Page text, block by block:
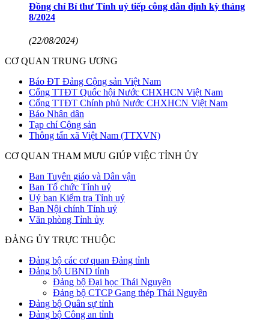
Đồng chí Bí thư Tỉnh uỷ tiếp công dân định kỳ tháng
8/2024
(22/08/2024)
CƠ QUAN TRUNG ƯƠNG
Báo ĐT Đảng Cộng sản Việt Nam
Cổng TTĐT Quốc hội Nước CHXHCN Việt Nam
Cổng TTĐT Chính phủ Nước CHXHCN Việt Nam
Báo Nhân dân
Tạp chí Cộng sản
Thông tấn xã Việt Nam (TTXVN)
CƠ QUAN THAM MƯU GIÚP VIỆC TỈNH ỦY
Ban Tuyên giáo và Dân vận
Ban Tổ chức Tỉnh uỷ
Uỷ ban Kiểm tra Tỉnh uỷ
Ban Nội chính Tỉnh uỷ
Văn phòng Tỉnh ủy
ĐẢNG ỦY TRỰC THUỘC
Đảng bộ các cơ quan Đảng tỉnh
Đảng bộ UBND tỉnh
Đảng bộ Đại học Thái Nguyên
Đảng bộ CTCP Gang thép Thái Nguyên
Đảng bộ Quân sự tỉnh
Đảng bộ Công an tỉnh